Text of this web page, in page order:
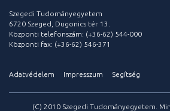
Szegedi Tudományegyetem
6720 Szeged, Dugonics tér 13.
Központi telefonszám: (+36-62) 544-000
Központi fax: (+36-62) 546-371
Adatvédelem Impresszum Segítség
(C) 2010 Szegedi Tudományegyetem.